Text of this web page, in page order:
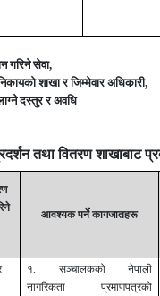
गरिने सेवा,
शाखा र जिम्मेवार अधिकारी,
दस्तुर र अवधि
तथा वितरण शाखाबाट
आवश्यक पर्ने कागजातहरू
१. सञ्चालकको नेपाली
नागरिकता प्रमाणपत्रको